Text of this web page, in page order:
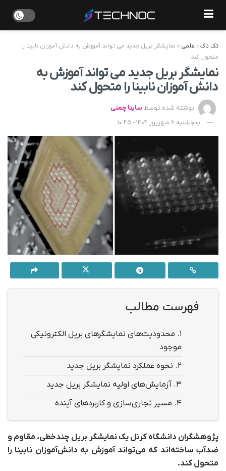
تک ناک» علمی » نمایشگر بریل جدید می ‌تواند آموزش به دانش ‌آموزان نابینا را
متحول کند
نمایشگر بریل جدید می ‌تواند آموزش به
دانش ‌آموزان نابینا را متحول کند
نوشته شده توسط ساینا چمنی
پنجشنبه 6 شهریور 1404 - 10:45
فهرست مطالب
1. محدودیت‌های نمایشگرهای بریل الکترونیکی
موجود
2. نحوه عملکرد نمایشگر بریل جدید
3. آزمایش‌های اولیه نمایشگر بریل جدید
4. مسیر تجاری‌سازی و کاربردهای آینده
پژوهشگران دانشگاه کرنل یک نمایشگر بریل چندخطی، مقاوم و
ضدآب ساخته‌اند که می‌تواند آموزش به دانش‌آموزان نابینا را
متحول کند.